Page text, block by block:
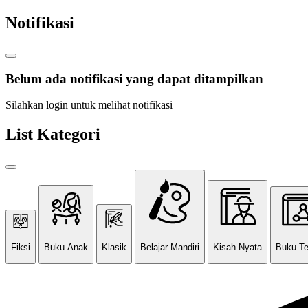
Notifikasi
Belum ada notifikasi yang dapat ditampilkan
Silahkan login untuk melihat notifikasi
List Kategori
Fiksi Buku Anak Klasik Belajar Mandiri Kisah Nyata Buku